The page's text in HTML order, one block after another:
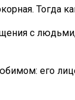
Тогда
с
его